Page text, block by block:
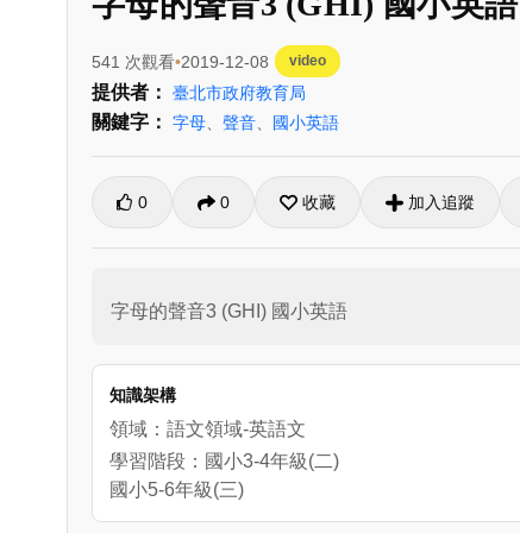
541 次觀看 2019-12-08 video
提供者： 臺北市政府教育局
關鍵字： 字母 聲音 國小英語
0 0 收藏 加入追蹤
字母的聲音3 (GHI) 國小英語
知識架構
領域：語文領域-英語文
學習階段：國小3-4年級(二)
國小5-6年級(三)